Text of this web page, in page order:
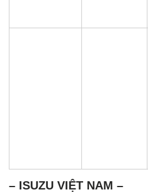
– ISUZU VIỆT NAM –